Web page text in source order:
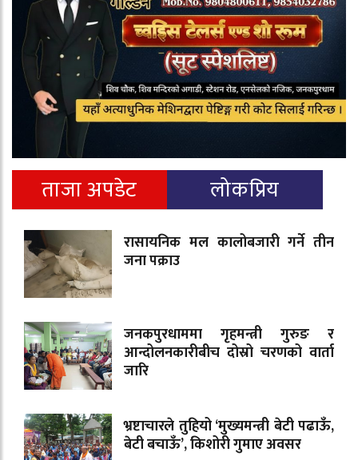
ताजा अपडेट लोकप्रिय
रासायनिक मल कालोबजारी गर्ने तीन
जना पक्राउ
जनकपुरधाममा गृहमन्त्री गुरुङ र
आन्दोलनकारीबीच दोस्रो चरणको वार्ता
जारि
भ्रष्टाचारले तुहियो ‘मुख्यमन्त्री बेटी पढाऊँ,
बेटी बचाऊँ’, किशोरी गुमाए अवसर